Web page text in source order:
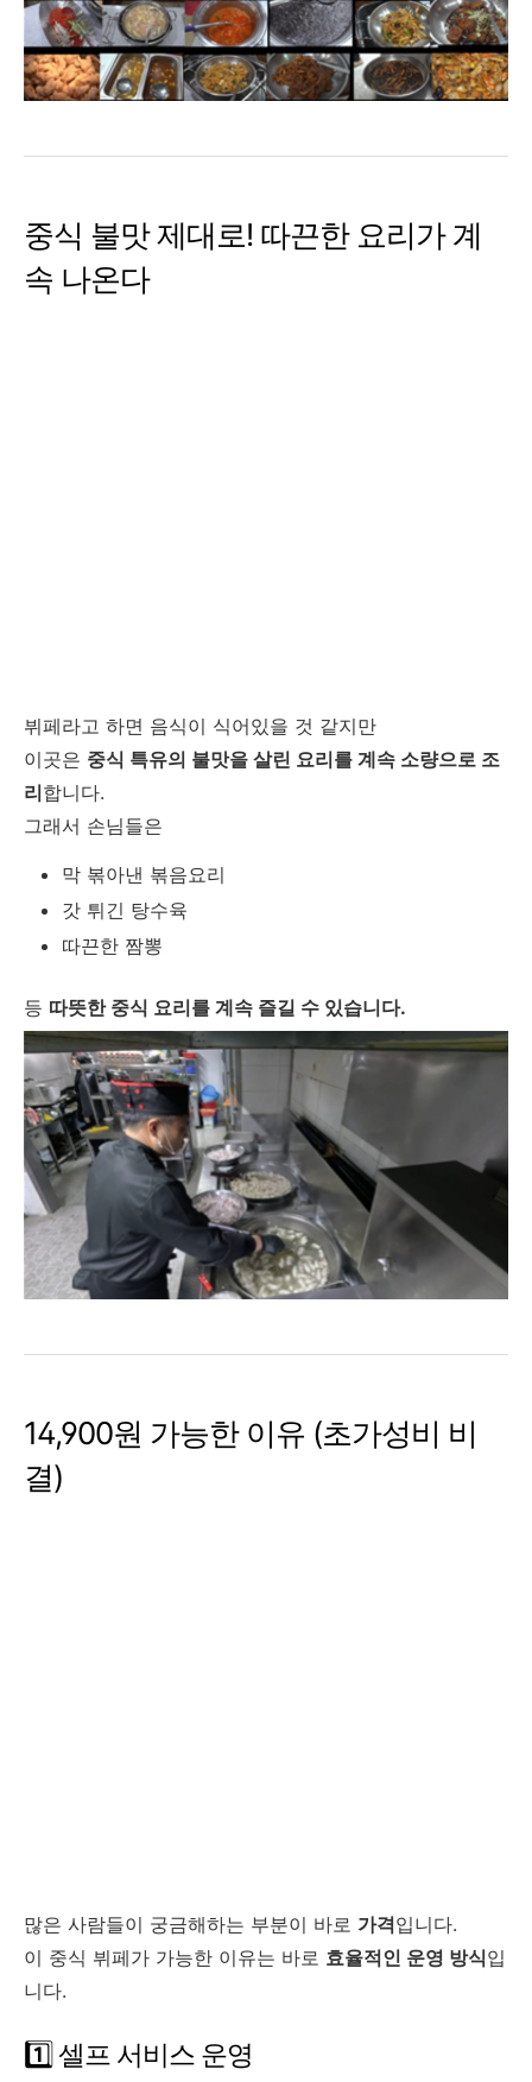
중식 불맛 제대로! 따끈한 요리가 계
속 나온다
뷔페라고 하면 음식이 식어있을 것 같지만
이곳은 중식 특유의 불맛을 살린 요리를 계속 소량으로 조
리합니다.
그래서 손님들은
막 볶아낸 볶음요리
갓 튀긴 탕수육
따끈한 짬뽕
등 따뜻한 중식 요리를 계속 즐길 수 있습니다.
14,900원 가능한 이유 (초가성비 비
결)
많은 사람들이 궁금해하는 부분이 바로 가격입니다.
이 중식 뷔페가 가능한 이유는 바로 효율적인 운영 방식입
니다.
1️⃣ 셀프 서비스 운영